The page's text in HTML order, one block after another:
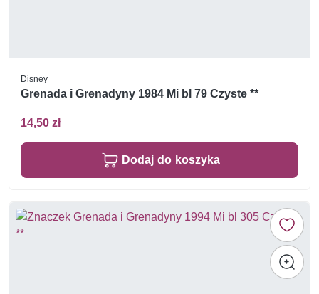
Disney
Grenada i Grenadyny 1984 Mi bl 79 Czyste **
14,50 zł
Dodaj do koszyka